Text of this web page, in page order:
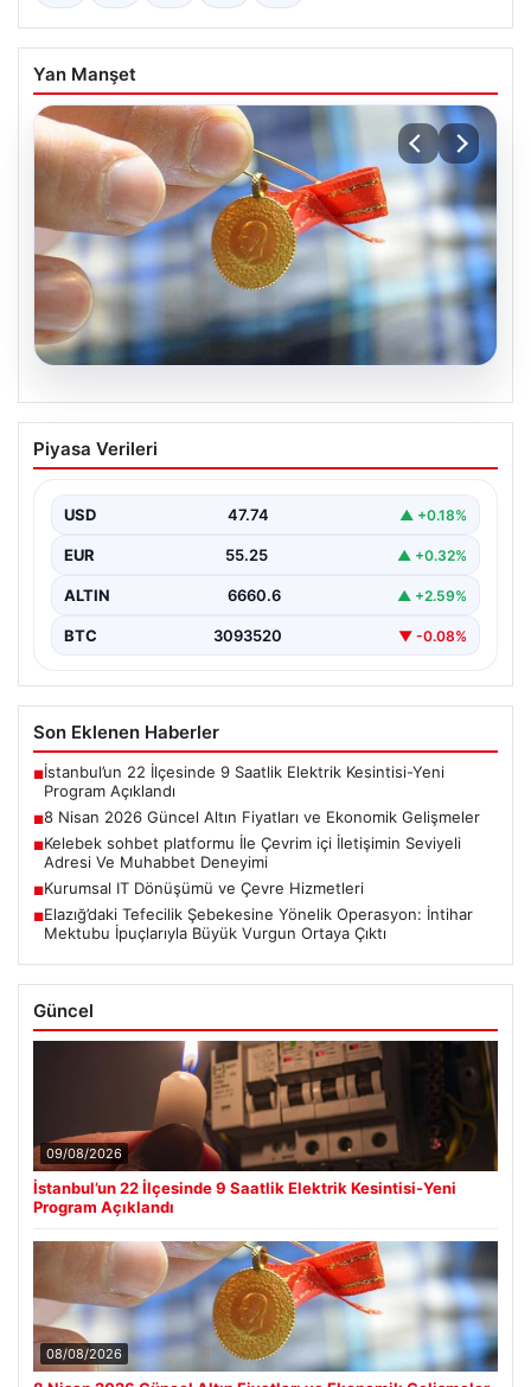
Yan Manşet
08.08.2026
8 Nisan 2026 Güncel Altın Fiyatları ve
Ekonomik Gelişmeler
jeopolitik gelişmelerle birlikte ekonomik verilerin de
etkisiyle hareketlilik…
Piyasa Verileri
USD 47.74 ▲ +0.18%
EUR 55.25 ▲ +0.32%
ALTIN 6660.6 ▲ +2.59%
BTC 3093520 ▼ -0.08%
Son Eklenen Haberler
■İstanbul’un 22 İlçesinde 9 Saatlik Elektrik Kesintisi-Yeni
Program Açıklandı
■8 Nisan 2026 Güncel Altın Fiyatları ve Ekonomik Gelişmeler
■Kelebek sohbet platformu İle Çevrim içi İletişimin Seviyeli
Adresi Ve Muhabbet Deneyimi
■Kurumsal IT Dönüşümü ve Çevre Hizmetleri
■Elazığ’daki Tefecilik Şebekesine Yönelik Operasyon: İntihar
Mektubu İpuçlarıyla Büyük Vurgun Ortaya Çıktı
Güncel
09/08/2026
İstanbul’un 22 İlçesinde 9 Saatlik Elektrik Kesintisi-Yeni
Program Açıklandı
08/08/2026